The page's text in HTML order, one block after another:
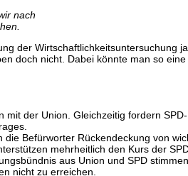
nach
der Wirtschaftlichkeitsuntersuchung
doch nicht. Dabei könnte man so
der Union. Gleichzeitig fordern
Befürworter Rückendeckung von
mehrheitlich den Kurs der
aus Union und SPD
nicht zu erreichen.